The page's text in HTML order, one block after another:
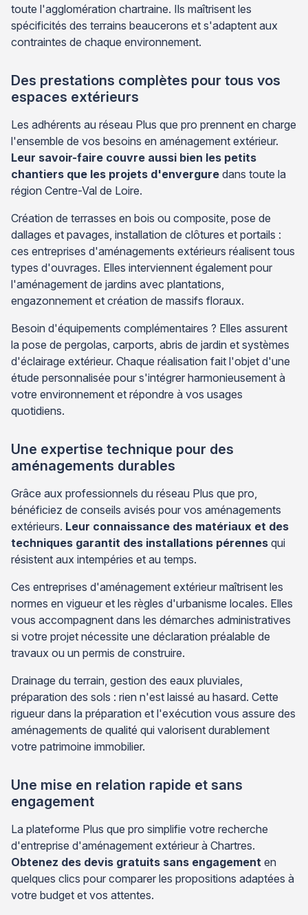
toute l'agglomération chartraine. Ils maîtrisent les
spécificités des terrains beaucerons et s'adaptent aux
contraintes de chaque environnement.
Des prestations complètes pour tous vos
espaces extérieurs
Les adhérents au réseau Plus que pro prennent en charge
l'ensemble de vos besoins en aménagement extérieur.
Leur savoir-faire couvre aussi bien les petits
chantiers que les projets d'envergure dans toute la
région Centre-Val de Loire.
Création de terrasses en bois ou composite, pose de
dallages et pavages, installation de clôtures et portails :
ces entreprises d'aménagements extérieurs réalisent tous
types d'ouvrages. Elles interviennent également pour
l'aménagement de jardins avec plantations,
engazonnement et création de massifs floraux.
Besoin d'équipements complémentaires ? Elles assurent
la pose de pergolas, carports, abris de jardin et systèmes
d'éclairage extérieur. Chaque réalisation fait l'objet d'une
étude personnalisée pour s'intégrer harmonieusement à
votre environnement et répondre à vos usages
quotidiens.
Une expertise technique pour des
aménagements durables
Grâce aux professionnels du réseau Plus que pro,
bénéficiez de conseils avisés pour vos aménagements
extérieurs. Leur connaissance des matériaux et des
techniques garantit des installations pérennes qui
résistent aux intempéries et au temps.
Ces entreprises d'aménagement extérieur maîtrisent les
normes en vigueur et les règles d'urbanisme locales. Elles
vous accompagnent dans les démarches administratives
si votre projet nécessite une déclaration préalable de
travaux ou un permis de construire.
Drainage du terrain, gestion des eaux pluviales,
préparation des sols : rien n'est laissé au hasard. Cette
rigueur dans la préparation et l'exécution vous assure des
aménagements de qualité qui valorisent durablement
votre patrimoine immobilier.
Une mise en relation rapide et sans
engagement
La plateforme Plus que pro simplifie votre recherche
d'entreprise d'aménagement extérieur à Chartres.
Obtenez des devis gratuits sans engagement en
quelques clics pour comparer les propositions adaptées à
votre budget et vos attentes.